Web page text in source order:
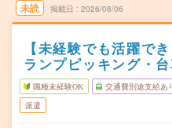
未読 掲載日 2026/08/06
【未経験でも活躍で
ランプピッキング・
職種未経験OK 交通費別途支給あ
派遣